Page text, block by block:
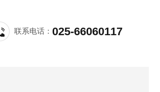
用途。
联系电话：025-66060117